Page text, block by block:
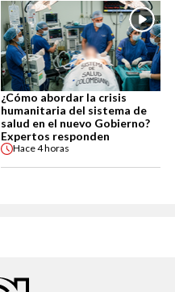
¿Cómo abordar la crisis
humanitaria del sistema de
salud en el nuevo Gobierno?
Expertos responden
Hace4 horas